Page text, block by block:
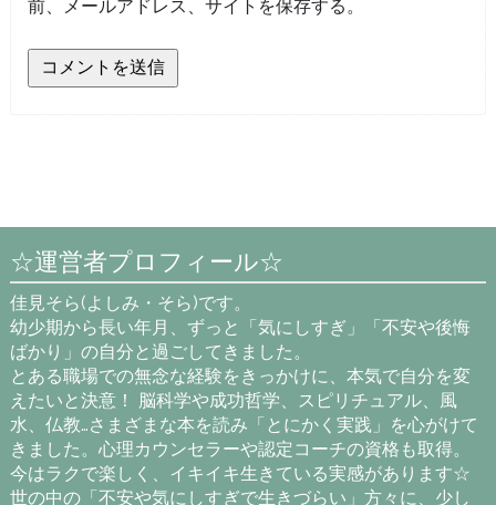
前、メールアドレス、サイトを保存する。
☆運営者プロフィール☆
佳見そら(よしみ・そら)です。
幼少期から長い年月、ずっと「気にしすぎ」「不安や後悔
ばかり」の自分と過ごしてきました。
とある職場での無念な経験をきっかけに、本気で自分を変
えたいと決意！ 脳科学や成功哲学、スピリチュアル、風
水、仏教…さまざまな本を読み「とにかく実践」を心がけて
きました。心理カウンセラーや認定コーチの資格も取得。
今はラクで楽しく、イキイキ生きている実感があります☆
世の中の「不安や気にしすぎで生きづらい」方々に、少し